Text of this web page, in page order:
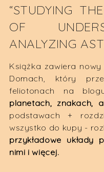
“STUDYING
OF
ANALYZING
Książka zawiera nowy
Domach, który
feliotonach na
planetach, znakach,
podstawach +
wszystko do kupy -
przykładowe układy
nimi i więcej.